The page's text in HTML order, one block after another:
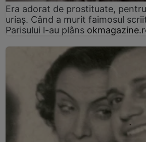
Era adorat de prostituate,
uriaș. Când a murit faimosul
Parisului l-au plâns